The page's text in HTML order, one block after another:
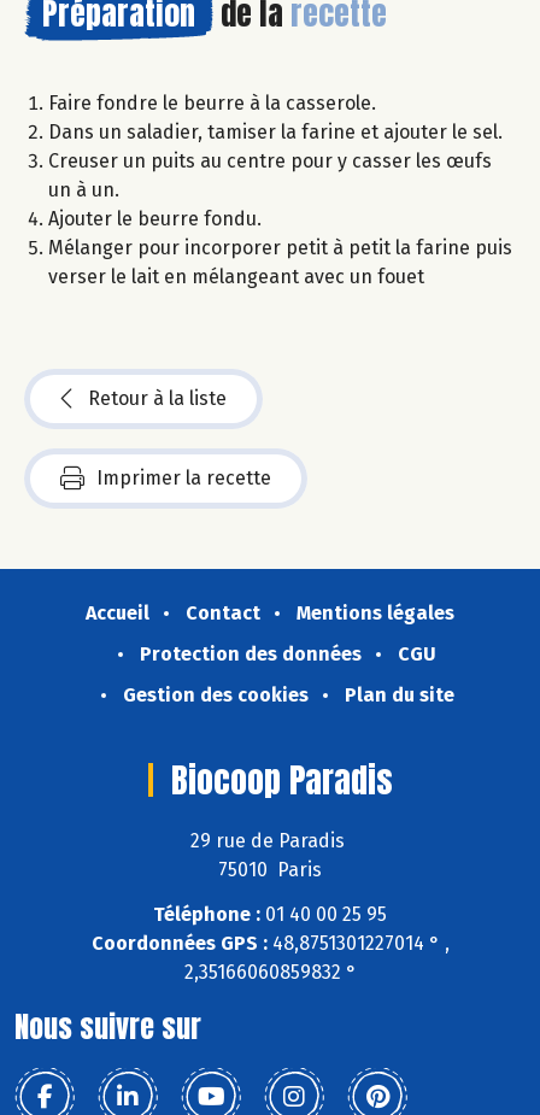
Préparation de la recette
Faire fondre le beurre à la casserole.
Dans un saladier, tamiser la farine et ajouter le sel.
Creuser un puits au centre pour y casser les œufs
un à un.
Ajouter le beurre fondu.
Mélanger pour incorporer petit à petit la farine puis
verser le lait en mélangeant avec un fouet
Retour à la liste
Imprimer la recette
Accueil Contact
Mentions légales
Protection des données
CGU
Gestion des cookies
Plan du site
Biocoop Paradis
29 rue de Paradis
75010 Paris
Téléphone : 01 40 00 25 95
Coordonnées GPS :48,8751301227014 ° ,
2,35166060859832 °
Nous suivre sur